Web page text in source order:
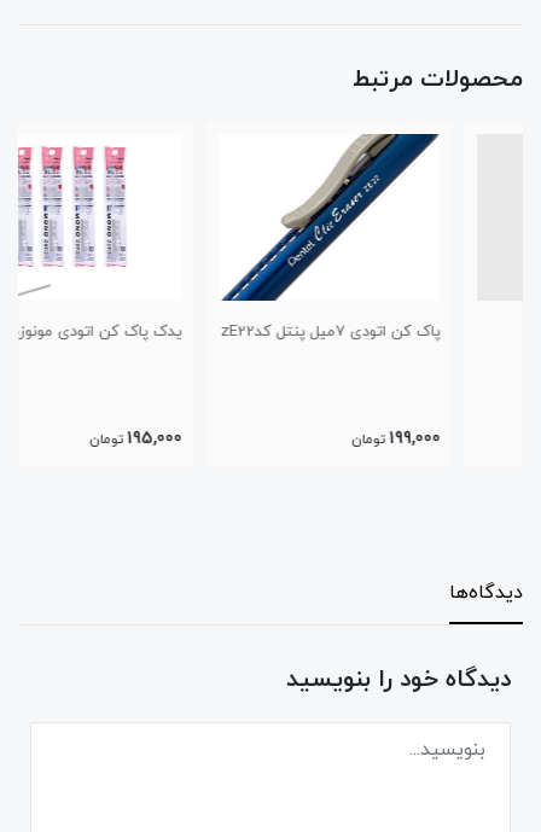
محصولات مرتبط
پاک کن اتودی 7میل پنتل کدzE22
تومان
یدک پاک کن اتودی مونوزیرو گرد
تومان
دیدگاه‌ها
دیدگاه خود را بنویسید